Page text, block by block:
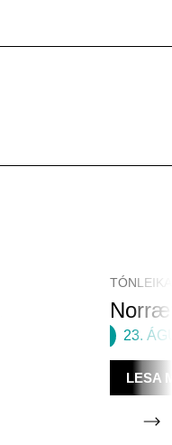
23.
LESA